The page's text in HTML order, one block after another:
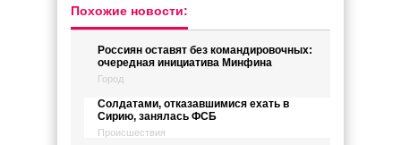
Похожие новости:
Россиян оставят без командировочных:
очередная инициатива Минфина
Город
Солдатами, отказавшимися ехать в
Сирию, занялась ФСБ
Происшествия